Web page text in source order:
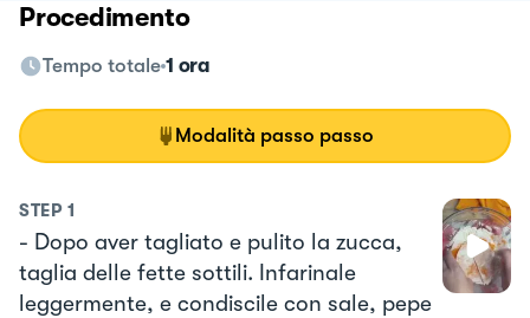
Procedimento
Tempo totale 1 ora
Modalità passo passo
STEP 1
- Dopo aver tagliato e pulito la zucca,
taglia delle fette sottili. Infarinale
leggermente, e condiscile con sale, pepe